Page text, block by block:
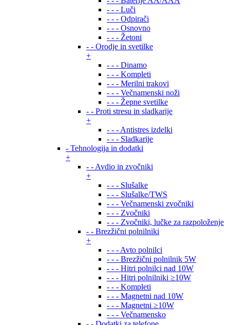
- - - Luči
- - - Odpirači
- - - Osnovno
- - - Žetoni
- - Orodje in svetilke
+
- - - Dinamo
- - - Kompleti
- - - Merilni trakovi
- - - Večnamenski noži
- - - Žepne svetilke
- - Proti stresu in sladkarije
+
- - - Antistres izdelki
- - - Sladkarije
- Tehnologija in dodatki
+
- - Avdio in zvočniki
+
- - - Slušalke
- - - Slušalke/TWS
- - - Večnamenski zvočniki
- - - Zvočniki
- - - Zvočniki, lučke za razpoloženje
- - Brezžični polnilniki
+
- - - Avto polnilci
- - - Brezžični polnilnik 5W
- - - Hitri polnilci nad 10W
- - - Hitri polnilniki ≥10W
- - - Kompleti
- - - Magnetni nad 10W
- - - Magnetni ≥10W
- - - Večnamensko